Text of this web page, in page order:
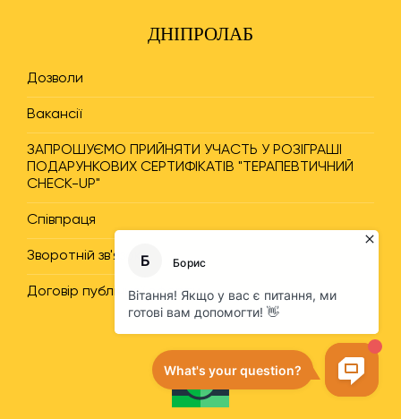
ДНІПРОЛАБ
Дозволи
Вакансії
ЗАПРОШУЄМО ПРИЙНЯТИ УЧАСТЬ У РОЗІГРАШІ
ПОДАРУНКОВИХ СЕРТИФІКАТІВ "ТЕРАПЕВТИЧНИЙ
CHECK-UP"
Співпраця
Зворотній зв'язок
Договір публічної оферти